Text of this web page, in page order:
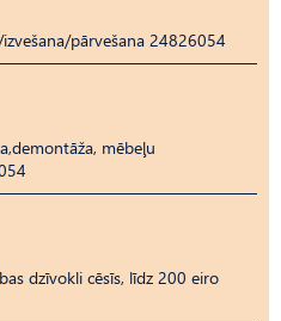
pārvešana 24826054
mēbeļu
dzīvokli cēsīs, līdz 200 eiro